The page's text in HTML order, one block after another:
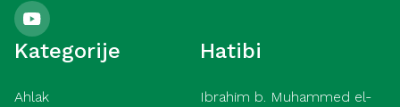
Kategorije
Ahlak
Hatibi
Ibrahim b. Muhammed el-